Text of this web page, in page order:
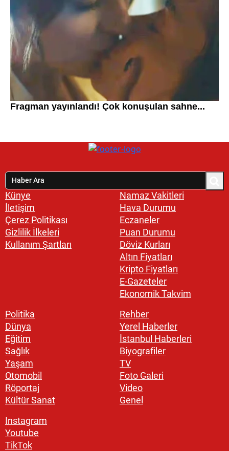
Künye
İletişim
Çerez Politikası
Gizlilik İlkeleri
Kullanım Şartları
Namaz Vakitleri
Hava Durumu
Eczaneler
Puan Durumu
Döviz Kurları
Altın Fiyatları
Kripto Fiyatları
E-Gazeteler
Ekonomik Takvim
Politika
Dünya
Eğitim
Sağlık
Yaşam
Otomobil
Röportaj
Kültür Sanat
Rehber
Yerel Haberler
İstanbul Haberleri
Biyografiler
TV
Foto Galeri
Video
Genel
Instagram
Youtube
TikTok